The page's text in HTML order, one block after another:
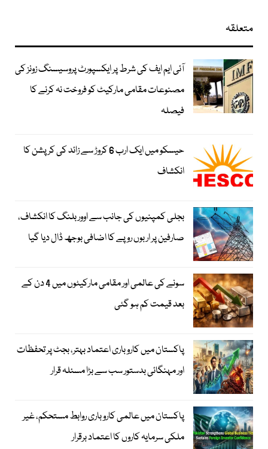
متعلقہ
آئی ایم ایف کی شرط پر ایکسپورٹ پروسیسنگ زونز کی
مصنوعات مقامی مارکیٹ کو فروخت نہ کرنے کا
فیصلہ
حیسکو میں ایک ارب 6 کروڑ سے زائد کی کرپشن کا
انکشاف
بجلی کمپنیوں کی جانب سے اوور بلنگ کا انکشاف،
صارفین پر اربوں روپے کا اضافی بوجھ ڈال دیا گیا
سونے کی عالمی اور مقامی مارکیٹوں میں 4 دن کے
بعد قیمت کم ہو گئی
پاکستان میں کاروباری اعتماد بہتر، بجٹ پر تحفظات
اور مہنگائی بدستور سب سے بڑا مسئلہ قرار
پاکستان میں عالمی کاروباری روابط مستحکم، غیر
ملکی سرمایہ کاروں کا اعتماد برقرار